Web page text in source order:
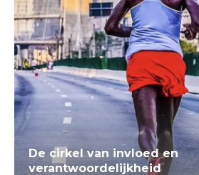
De cirkel van invloed en
verantwoordelijkheid